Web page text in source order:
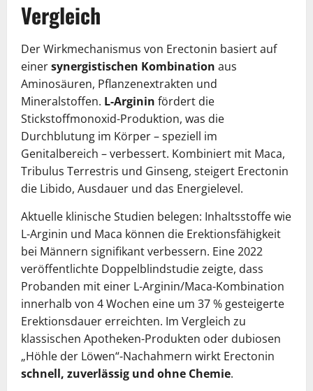
Vergleich
Der Wirkmechanismus von Erectonin basiert auf
einersynergistischen Kombination aus
Aminosäuren, Pflanzenextrakten und
Mineralstoffen. L-Arginin fördert die
Stickstoffmonoxid-Produktion, was die
Durchblutung im Körper – speziell im
Genitalbereich – verbessert. Kombiniert mit Maca,
Tribulus Terrestris und Ginseng, steigert Erectonin
die Libido, Ausdauer und das Energielevel.
Aktuelle klinische Studien belegen: Inhaltsstoffe wie
L-Arginin und Maca können die Erektionsfähigkeit
bei Männern signifikant verbessern. Eine 2022
veröffentlichte Doppelblindstudie zeigte, dass
Probanden mit einer L-Arginin/Maca-Kombination
innerhalb von 4 Wochen eine um 37 % gesteigerte
Erektionsdauer erreichten. Im Vergleich zu
klassischen Apotheken-Produkten oder dubiosen
„Höhle der Löwen“-Nachahmern wirkt Erectonin
schnell, zuverlässig und ohne Chemie.